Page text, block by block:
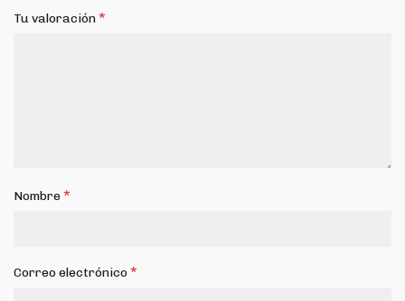
Tu valoración*
Nombre*
Correo electrónico*